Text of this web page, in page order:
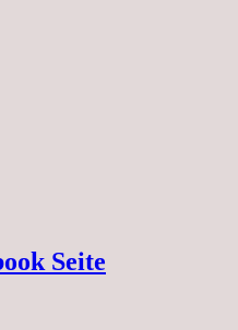
Seite